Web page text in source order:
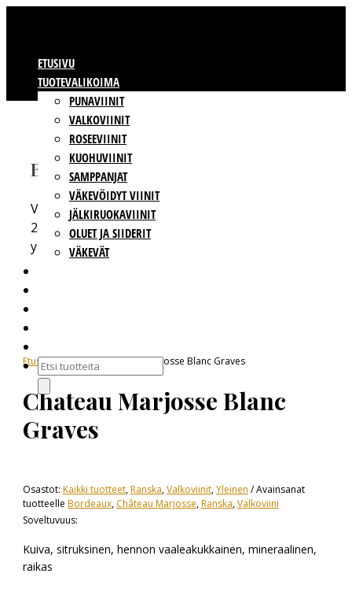
ETUSIVU
TUOTEVALIKOIMA
PUNAVIINIT
VALKOVIINIT
ROSEEVIINIT
KUOHUVIINIT
SAMPPANJAT
VÄKEVÖIDYT VIINIT
JÄLKIRUOKAVIINIT
OLUET JA SIIDERIT
VÄKEVÄT
Products
search
BBWINES OY
Vajossuonkatu 10
20360 Turku
y-tunnus: 2009865-8
Etusivu»Yleinen» Chateau Marjosse Blanc Graves
Chateau Marjosse Blanc
Graves
Osastot: Kaikki tuotteet,Ranska,Valkoviinit,Yleinen
Avainsanat
tuotteelle Bordeaux, Château Marjosse,Ranska,Valkoviini
Soveltuvuus:
Kuiva, sitruksinen, hennon vaaleakukkainen, mineraalinen,
raikas